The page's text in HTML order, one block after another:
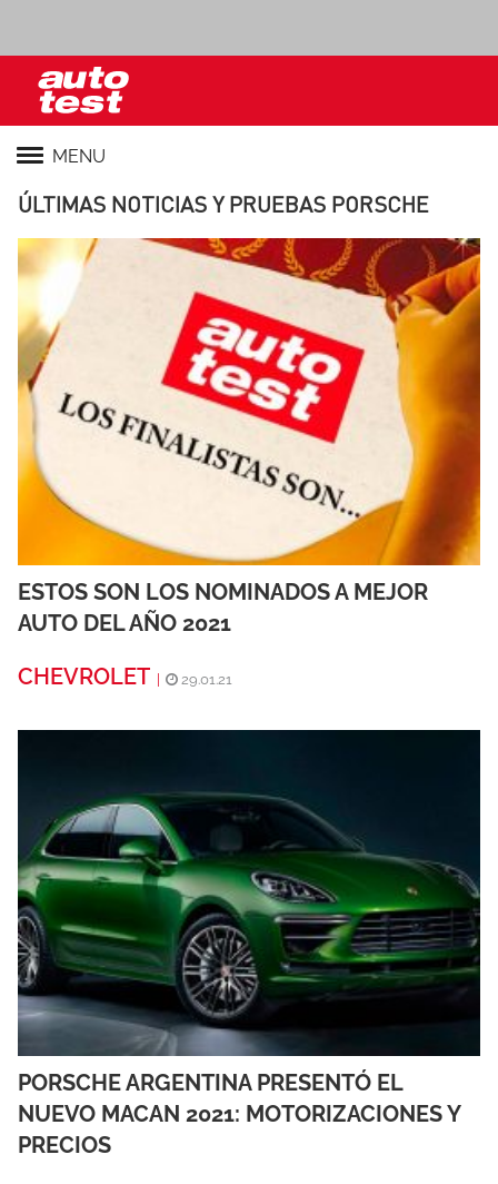
MENU
ÚLTIMAS NOTICIAS Y PRUEBAS PORSCHE
ESTOS SON LOS NOMINADOS A MEJOR
AUTO DEL AÑO 2021
CHEVROLET
29.01.21
PORSCHE ARGENTINA PRESENTÓ EL
NUEVO MACAN 2021: MOTORIZACIONES Y
PRECIOS